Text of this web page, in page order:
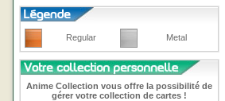
Regular Metal
Anime Collection vous offre la possibilité de
gérer votre collection de cartes !